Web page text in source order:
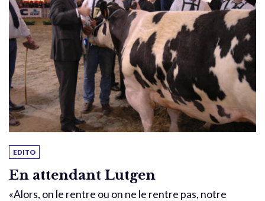
EDITO
En attendant Lutgen
«Alors, on le rentre ou on ne le rentre pas, notre